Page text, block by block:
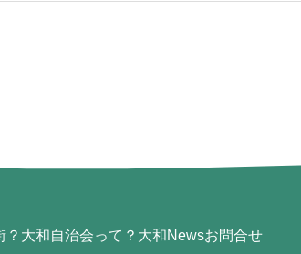
？ 大和自治会って？ 大和Newsお問合せ